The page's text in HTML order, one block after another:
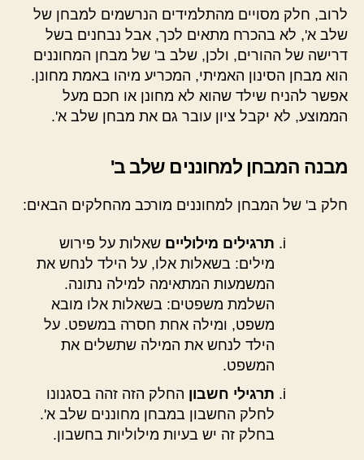
לרוב, חלק מסויים מהתלמידים הנרשמים למבחן של
שלב א', לא בהכרח מתאים לכך, אבל נבחנים בשל
דרישה של ההורים, ולכן, שלב ב' של מבחן המחוננים
הוא מבחן הסינון האמיתי, המכריע מיהו באמת מחונן.
אפשר להניח שילד שהוא לא מחונן או חכם מעל
הממוצע, לא יקבל ציון עובר גם את מבחן שלב א'.
מבנה המבחן למחוננים שלב ב'
חלק ב' של המבחן למחוננים מורכב מהחלקים הבאים:
תרגילים מילוליים שאלות על פירוש
מילים: בשאלות אלו, על הילד לנחש את
המשמעות המתאימה למילה נתונה.
השלמת משפטים: בשאלות אלו מובא
משפט, ומילה אחת חסרה במשפט. על
הילד לנחש את המילה שתשלים את
המשפט.
תרגילי חשבון החלק הזה זהה בסגנונו
לחלק החשבון במבחן מחוננים שלב א'.
בחלק זה יש בעיות מילוליות בחשבון.